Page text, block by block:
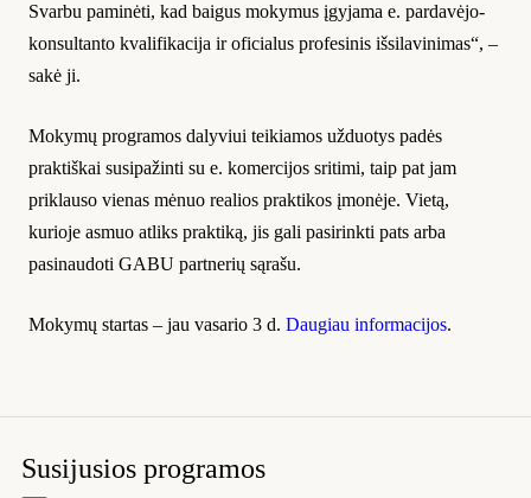
Svarbu paminėti, kad baigus mokymus įgyjama e. pardavėjo-
konsultanto kvalifikacija ir oficialus profesinis išsilavinimas“, –
sakė ji.
Mokymų programos dalyviui teikiamos užduotys padės
praktiškai susipažinti su e. komercijos sritimi, taip pat jam
priklauso vienas mėnuo realios praktikos įmonėje. Vietą,
kurioje asmuo atliks praktiką, jis gali pasirinkti pats arba
pasinaudoti GABU partnerių sąrašu.
Mokymų startas – jau vasario 3 d. Daugiau informacijos.
Susijusios programos